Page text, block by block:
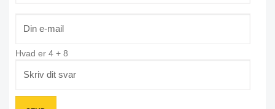
Hvad er 4 + 8